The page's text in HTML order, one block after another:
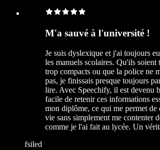
M'a sauvé à l'université !
Je suis dyslexique et j'ai toujours
les manuels scolaires. Qu'ils soient
trop compacts ou que la police ne
pas, je finissais presque toujours
lire. Avec Speechify, il est devenu
facile de retenir ces informations
mon diplôme, ce qui me permet de
vie sans simplement me contenter
comme je l'ai fait au lycée. Un
fsiled